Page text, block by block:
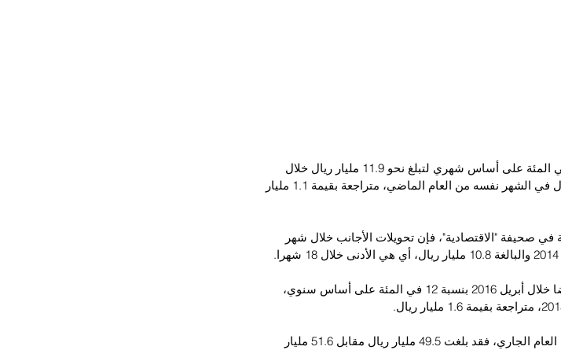
تراجعت تحويلات الأجانب إلى الخارج بنسبة 8.3 في المئة على أساس شهري لتبلغ نحو 11.9 مليار ريال خلال
شهر أبريل من العام الجاري، مقارنة بـ13 مليار ريال في الشهر نفسه من العام الماضي، متراجعة بقيمة 1.1 مليار
في صحيفة "الاقتصادية"، فإن تحويلات الأجانب خلال شهر
وأظهر التحليل أن تحويلات الأجانب قد تراجعت أيضا خلال أبريل 2016 بنسبة 12 في المئة على أساس سنوي،
وعن حجم التحويلات خلال الأربعة أشهر الأولى من العام الجاري، فقد بلغت 49.5 مليار ريال مقابل 51.6 مليار